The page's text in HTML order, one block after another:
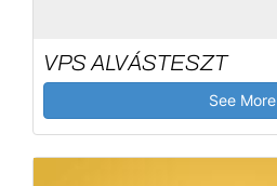
VPS ALVÁSTESZT
See More